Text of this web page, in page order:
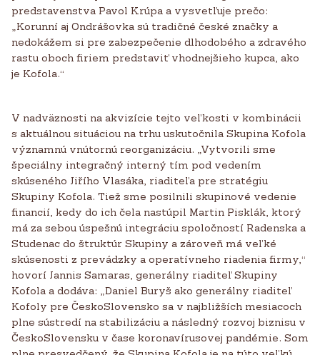
predstavenstva Pavol Krúpa a vysvetľuje prečo:
„Korunní aj Ondrášovka sú tradičné české značky a
nedokážem si pre zabezpečenie dlhodobého a zdravého
rastu oboch firiem predstaviť vhodnejšieho kupca, ako
je Kofola.“
V nadväznosti na akvizície tejto veľkosti v kombinácii
s aktuálnou situáciou na trhu uskutočnila Skupina Kofola
významnú vnútornú reorganizáciu. „Vytvorili sme
špeciálny integračný interný tím pod vedením
skúseného Jiřího Vlasáka, riaditeľa pre stratégiu
Skupiny Kofola. Tiež sme posilnili skupinové vedenie
financií, kedy do ich čela nastúpil Martin Pisklák, ktorý
má za sebou úspešnú integráciu spoločností Radenska a
Studenac do štruktúr Skupiny a zároveň má veľké
skúsenosti z prevádzky a operatívneho riadenia firmy,“
hovorí Jannis Samaras, generálny riaditeľ Skupiny
Kofola a dodáva: „Daniel Buryš ako generálny riaditeľ
Kofoly pre ČeskoSlovensko sa v najbližších mesiacoch
plne sústredí na stabilizáciu a následný rozvoj biznisu v
ČeskoSlovensku v čase koronavírusovej pandémie. Som